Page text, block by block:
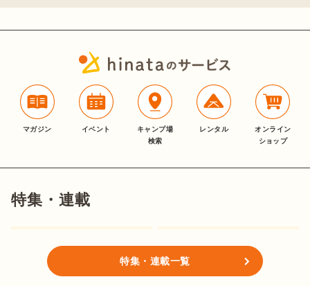
マガジン イベント
キャンプ場
検索
レンタル
オンライン
ショップ
特集・連載
特集・連載一覧